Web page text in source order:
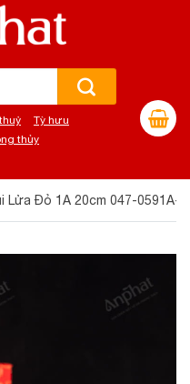
Tỳ hưu
thủy
Lửa Đỏ 1A 20cm 047-0591A-